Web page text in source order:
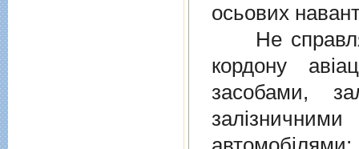
осьових
Не
кордону
засобами,
залiзничними